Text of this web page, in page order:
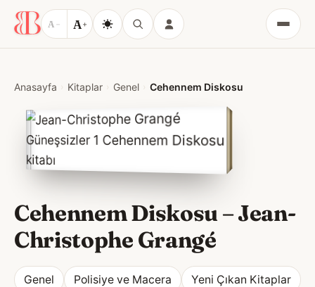
A − A+
Menü
Anasayfa Kitaplar Genel Cehennem Diskosu
Cehennem Diskosu –Jean-
Christophe Grangé
Genel Polisiye ve Macera Yeni Çıkan Kitaplar